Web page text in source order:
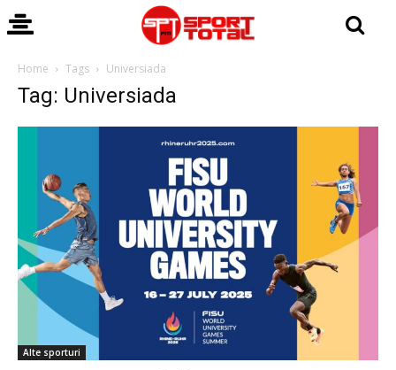
Home Tags Universiada
Tag: Universiada
Alte sporturi